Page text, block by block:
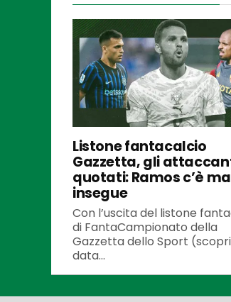
Listone fantacalcio
Gazzetta, gli
quotati: Ramos c’è ma
insegue
Con l’uscita del listone
di FantaCampionato della
Gazzetta dello Sport
data...